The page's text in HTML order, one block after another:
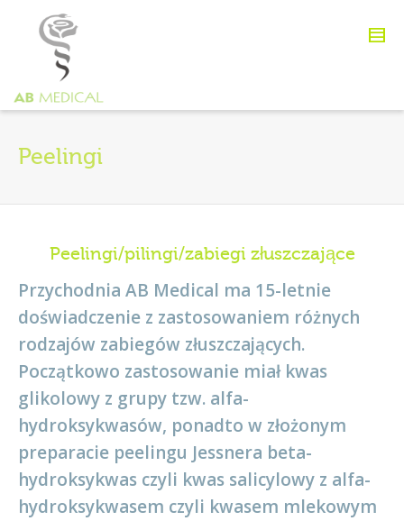
Peelingi
Peelingi/pilingi/zabiegi złuszczające
Przychodnia AB Medical ma 15-letnie
doświadczenie z zastosowaniem różnych
rodzajów zabiegów złuszczających.
Początkowo zastosowanie miał kwas
glikolowy z grupy tzw. alfa-
hydroksykwasów, ponadto w złożonym
preparacie peelingu Jessnera beta-
hydroksykwas czyli kwas salicylowy z alfa-
hydroksykwasem czyli kwasem mlekowym